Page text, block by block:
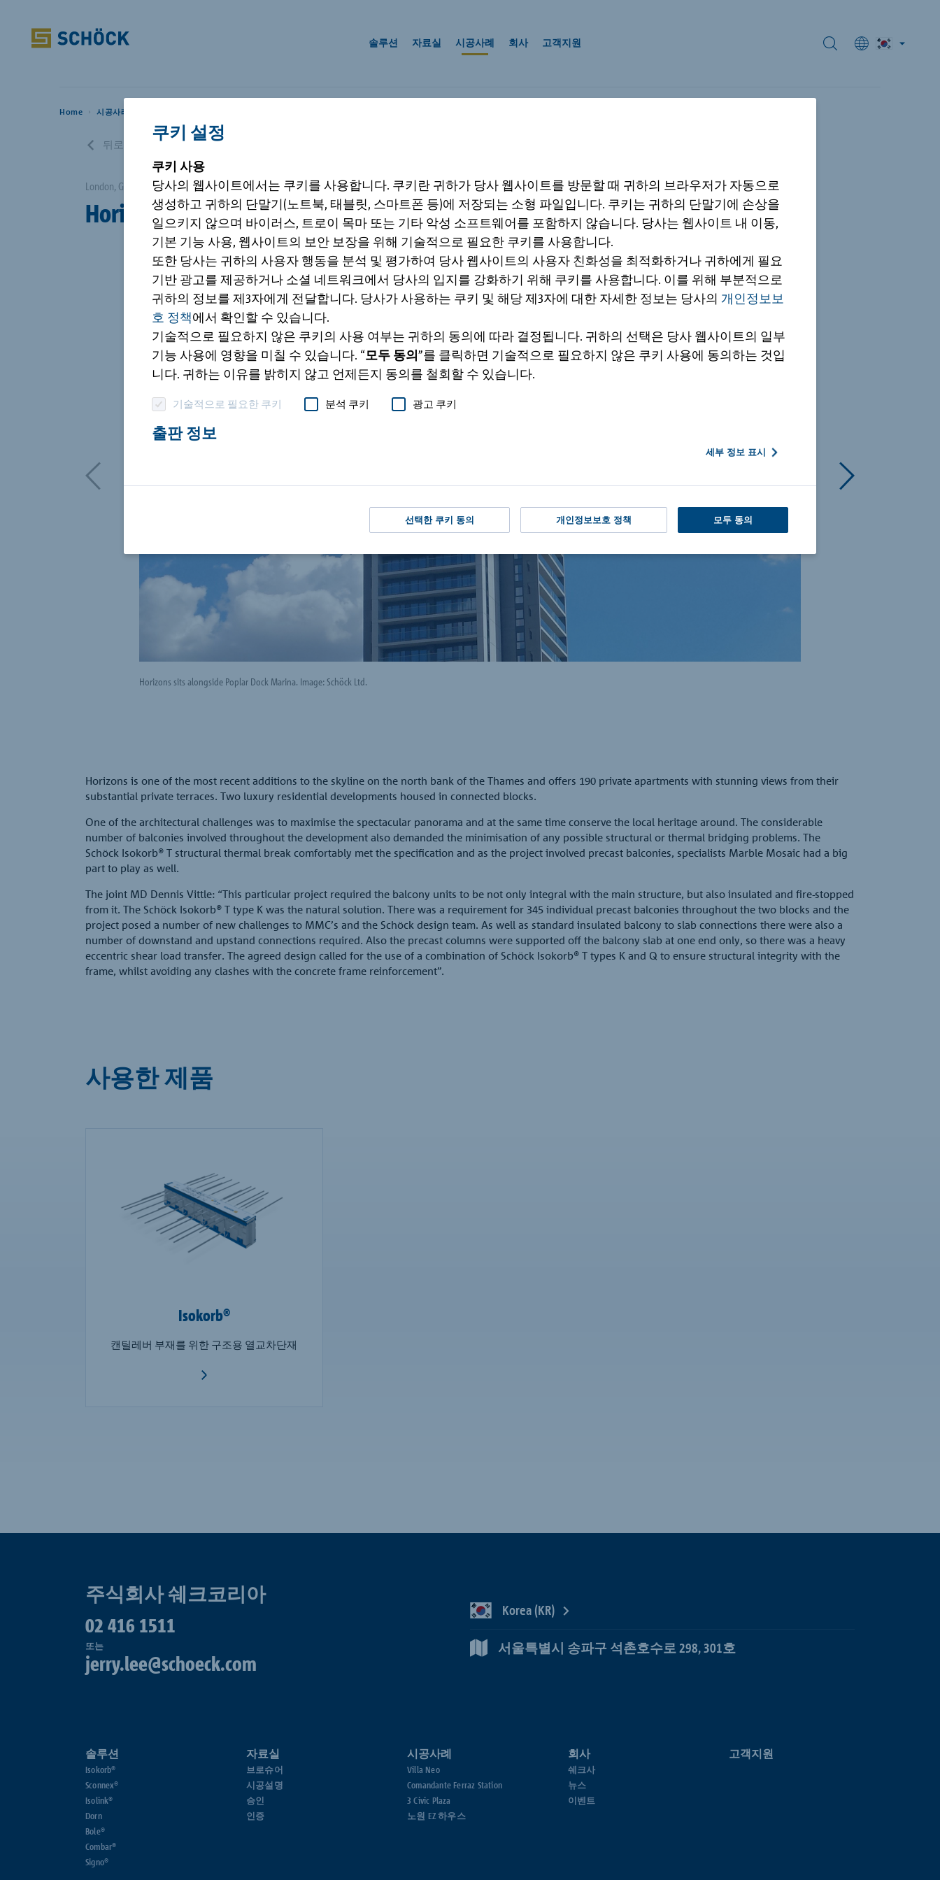
쿠키 설정
쿠키 사용
당사의 웹사이트에서는 쿠키를 사용합니다. 쿠키란 귀하가 당사 웹사이트를 방문할 때 귀하의 브라우저가 자동으로
생성하고 귀하의 단말기(노트북, 태블릿, 스마트폰 등)에 저장되는 소형 파일입니다. 쿠키는 귀하의 단말기에 손상을
일으키지 않으며 바이러스, 트로이 목마 또는 기타 악성 소프트웨어를 포함하지 않습니다. 당사는 웹사이트 내 이동,
기본 기능 사용, 웹사이트의 보안 보장을 위해 기술적으로 필요한 쿠키를 사용합니다.
또한 당사는 귀하의 사용자 행동을 분석 및 평가하여 당사 웹사이트의 사용자 친화성을 최적화하거나 귀하에게 필요
기반 광고를 제공하거나 소셜 네트워크에서 당사의 입지를 강화하기 위해 쿠키를 사용합니다. 이를 위해 부분적으로
귀하의 정보를 제3자에게 전달합니다. 당사가 사용하는 쿠키 및 해당 제3자에 대한 자세한 정보는 당사의 개인정보보
호 정책에서 확인할 수 있습니다.
기술적으로 필요하지 않은 쿠키의 사용 여부는 귀하의 동의에 따라 결정됩니다. 귀하의 선택은 당사 웹사이트의 일부
기능 사용에 영향을 미칠 수 있습니다. “모두 동의”를 클릭하면 기술적으로 필요하지 않은 쿠키 사용에 동의하는 것입
니다. 귀하는 이유를 밝히지 않고 언제든지 동의를 철회할 수 있습니다.
기술적으로 필요한 쿠키 분석 쿠키 광고 쿠키
출판 정보
세부 정보 표시
선택한 쿠키 동의 개인정보보호 정책 모두 동의
솔루션
Isokorb®
Isolink®
쉐크사는 건축 물리 및 구조 분야에서 창조적인 솔루션과 시스템을 제공합
니다
자료실
브로슈어
인증
시공사례
시공사례
Villa Neo
Hamburg, DE
Comandante Ferraz
Station
King George Island,
Antarctica
3 Civic Plaza
Surrey, British Columbia,
CAN
노원 EZ 하우스
대한민국 서울
회사 고객지원
고객지원
Home 시공사례
뒤로
London, GB
Horizons
Horizons sits alongside Poplar Dock Marina. Image: Schöck Ltd.
Horizons is one of the most recent additions to the skyline on the north bank of the Thames and offers 190 private apartments with stunning views from their
substantial private terraces. Two luxury residential developments housed in connected blocks.
One of the architectural challenges was to maximise the spectacular panorama and at the same time conserve the local heritage around. The considerable
number of balconies involved throughout the development also demanded the minimisation of any possible structural or thermal bridging problems. The
Schöck Isokorb® T structural thermal break comfortably met the specification and as the project involved precast balconies, specialists Marble Mosaic had a big
part to play as well.
The joint MD Dennis Vittle: “This particular project required the balcony units to be not only integral with the main structure, but also insulated and fire-stopped
from it. The Schöck Isokorb® T type K was the natural solution. There was a requirement for 345 individual precast balconies throughout the two blocks and the
project posed a number of new challenges to MMC’s and the Schöck design team. As well as standard insulated balcony to slab connections there were also a
number of downstand and upstand connections required. Also the precast columns were supported off the balcony slab at one end only, so there was a heavy
eccentric shear load transfer. The agreed design called for the use of a combination of Schöck Isokorb® T types K and Q to ensure structural integrity with the
frame, whilst avoiding any clashes with the concrete frame reinforcement”.
사용한 제품
Isokorb®
캔틸레버 부재를 위한 구조용 열교차단재
주식회사 쉐크코리아
02 416 1511
또는
jerry.lee@schoeck.com
Korea (KR)
서울특별시 송파구 석촌호수로 298, 301호
솔루션
Isokorb®
Sconnex®
Isolink®
Dorn
Bole®
Combar®
Signo®
자료실
브로슈어
시공설명
승인
인증
시공사례
Villa Neo
Comandante Ferraz Station
3 Civic Plaza
노원 EZ 하우스
회사
쉐크사
뉴스
이벤트
고객지원